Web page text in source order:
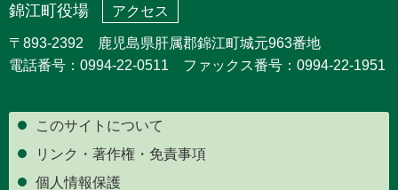
錦江町役場 アクセス
〒893-2392 鹿児島県肝属郡錦江町城元963番地
電話番号：0994-22-0511 ファックス番号：0994-22-1951
このサイトについて
リンク・著作権・免責事項
個人情報保護